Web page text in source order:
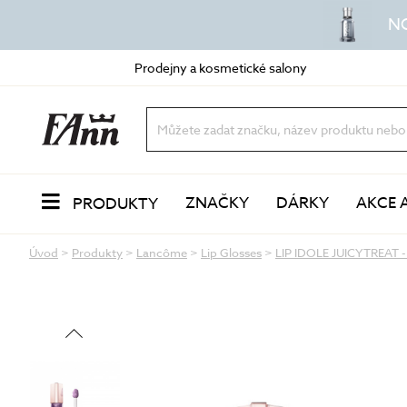
Prodejny a kosmetické salony
PRODUKTY
VŮNĚ
LÍČENÍ
ZNAČKY DÁRKY AKCE
Úvod > Produkty > Lancôme > Lip Glosses > LIP IDOLE